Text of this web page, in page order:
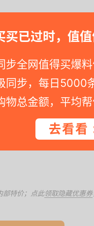
买已过时，值
步全网值得买爆
同步，每日5000
物总金额，平均
去看看
点击到京东自营商品网址看到
部特价；点此领取隐藏优惠券